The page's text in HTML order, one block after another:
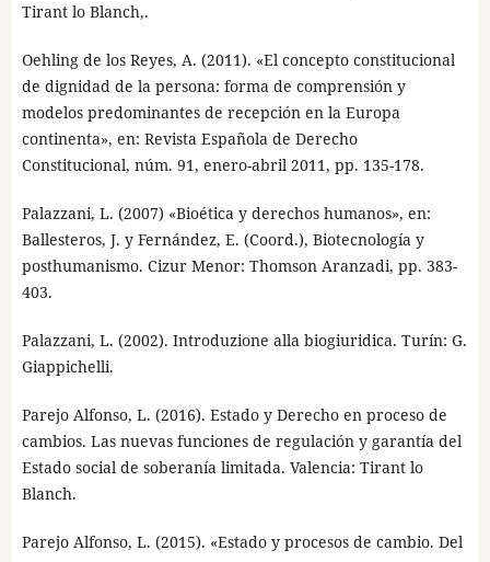
Tirant lo Blanch,.
Oehling de los Reyes, A. (2011). «El concepto constitucional
de dignidad de la persona: forma de comprensión y
modelos predominantes de recepción en la Europa
continenta», en: Revista Española de Derecho
Constitucional, núm. 91, enero-abril 2011, pp. 135-178.
Palazzani, L. (2007) «Bioética y derechos humanos», en:
Ballesteros, J. y Fernández, E. (Coord.), Biotecnología y
posthumanismo. Cizur Menor: Thomson Aranzadi, pp. 383-
403.
Palazzani, L. (2002). Introduzione alla biogiuridica. Turín: G.
Giappichelli.
Parejo Alfonso, L. (2016). Estado y Derecho en proceso de
cambios. Las nuevas funciones de regulación y garantía del
Estado social de soberanía limitada. Valencia: Tirant lo
Blanch.
Parejo Alfonso, L. (2015). «Estado y procesos de cambio. Del